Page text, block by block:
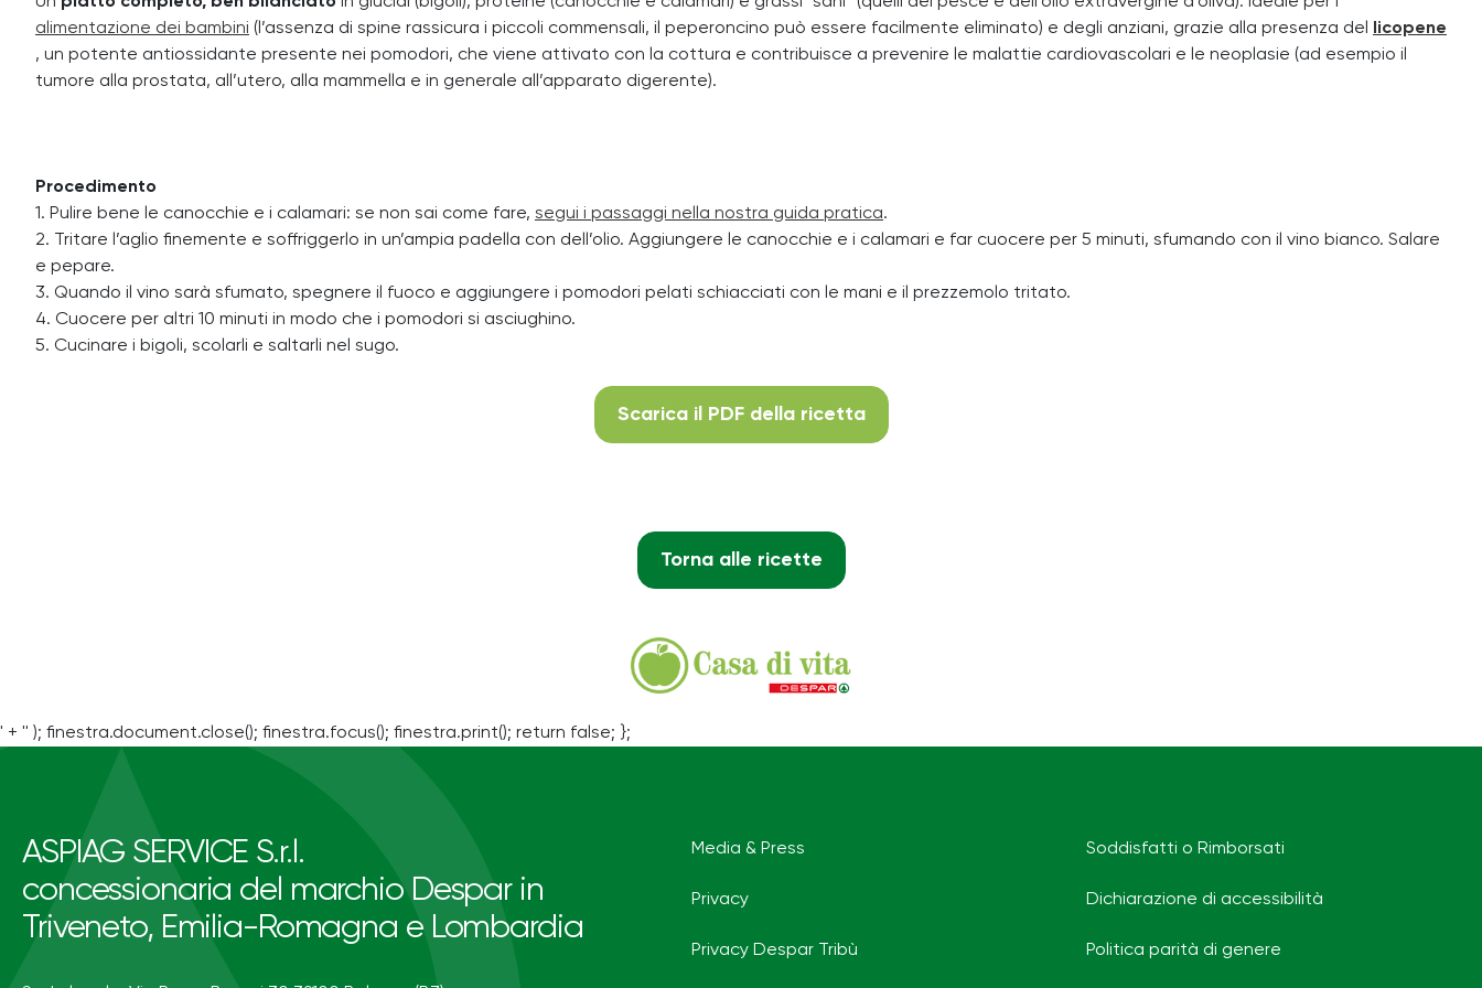
alimentazione dei bambini (l’assenza di spine rassicura i piccoli commensali, il peperoncino può essere facilmente eliminato) e degli anziani, grazie alla presenza del
licopene
, un potente antiossidante presente nei pomodori, che viene attivato con la cottura e contribuisce a prevenire le malattie cardiovascolari e le neoplasie (ad esempio il
tumore alla prostata, all’utero, alla mammella e in generale all’apparato digerente).
Procedimento
1. Pulire bene le canocchie e i calamari: se non sai come fare, segui i passaggi nella nostra guida pratica.
2. Tritare l’aglio finemente e soffriggerlo in un’ampia padella con dell’olio. Aggiungere le canocchie e i calamari e far cuocere per 5 minuti, sfumando con il vino bianco. Salare
e pepare.
3. Quando il vino sarà sfumato, spegnere il fuoco e aggiungere i pomodori pelati schiacciati con le mani e il prezzemolo tritato.
4. Cuocere per altri 10 minuti in modo che i pomodori si asciughino.
5. Cucinare i bigoli, scolarli e saltarli nel sugo.
Scarica il PDF della ricetta
Torna alle ricette
' + '' ); finestra.document.close(); finestra.focus(); finestra.print(); return false; };
ASPIAG SERVICE S.r.l.
concessionaria del marchio Despar in
Triveneto, Emilia-Romagna e Lombardia
Media & Press
Privacy
Privacy Despar Tribù
Soddisfatti o Rimborsati
Dichiarazione di accessibilità
Politica parità di genere